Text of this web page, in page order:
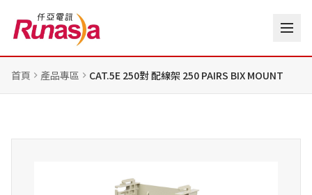
首頁 產品專區 CAT.5E 250對 配線架 250 PAIRS BIX MOUNT